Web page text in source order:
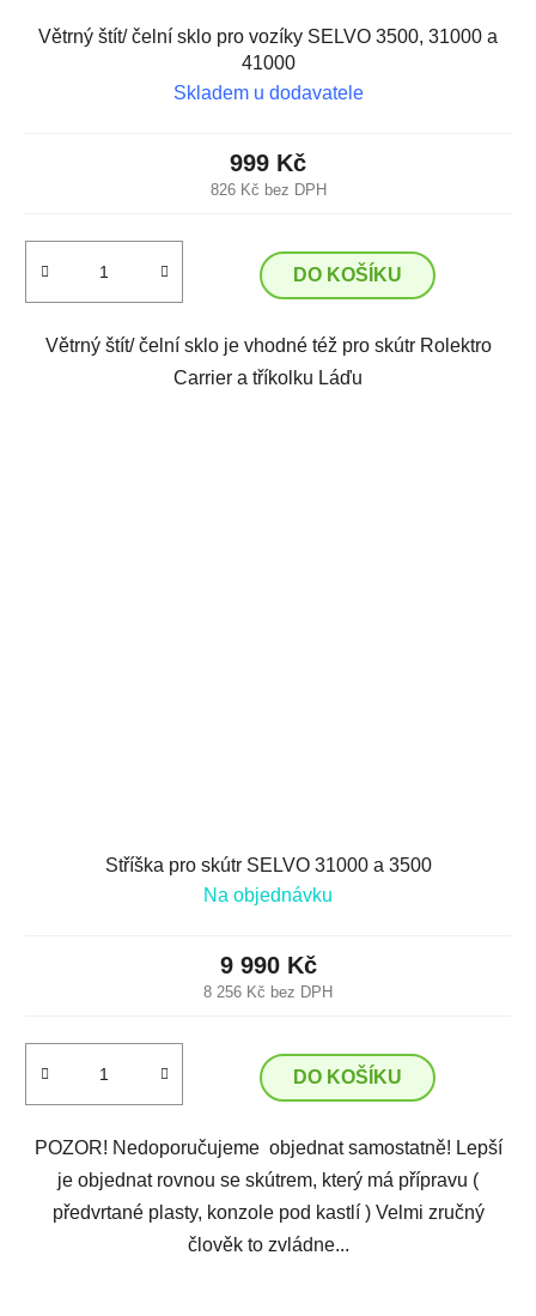
Větrný štít/ čelní sklo pro vozíky SELVO 3500, 31000 a
41000
Skladem u dodavatele
826 Kč bez DPH
999 Kč
DO KOŠÍKU
Větrný štít/ čelní sklo je vhodné též pro skútr Rolektro
Carrier a tříkolku Láďu
Stříška pro skútr SELVO 31000 a 3500
Na objednávku
8 256 Kč bez DPH
9 990 Kč
DO KOŠÍKU
POZOR! Nedoporučujeme objednat samostatně! Lepší
je objednat rovnou se skútrem, který má přípravu (
předvrtané plasty, konzole pod kastlí ) Velmi zručný
člověk to zvládne...